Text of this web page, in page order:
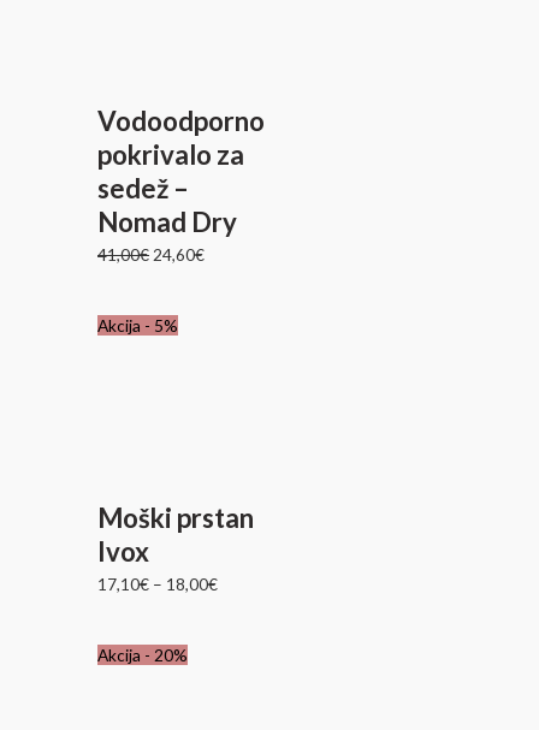
Vodoodporno
pokrivalo za
sedež –
Nomad Dry
41,00€ 24,60€
Akcija - 5%
Moški prstan
Ivox
17,10€ – 18,00€
Akcija - 20%
Izvirna